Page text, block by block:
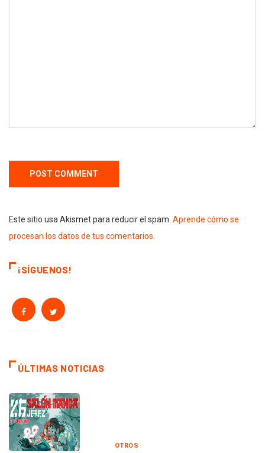
Este sitio usa Akismet para reducir el spam. Aprende cómo se
procesan los datos de tus comentarios
¡SÍGUENOS!
ÚLTIMAS NOTICIAS
OTROS